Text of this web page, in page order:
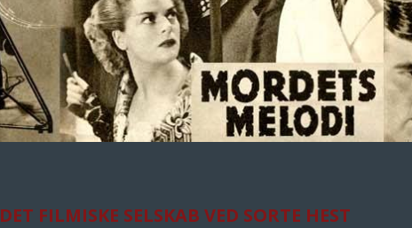
DET FILMISKE SELSKAB VED SORTE HEST